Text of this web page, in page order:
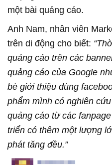
một bài quảng cáo.
Anh Nam, nhân viên
trên di động cho biết:
quảng cáo trên các
quảng cáo của Google
bè giới thiệu dùng
phẩm mình có nghiên
quảng cáo từ các
triển có thêm một lượng
phát tăng đều.”